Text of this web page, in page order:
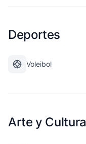
Deportes
Voleibol
Arte y Cultura